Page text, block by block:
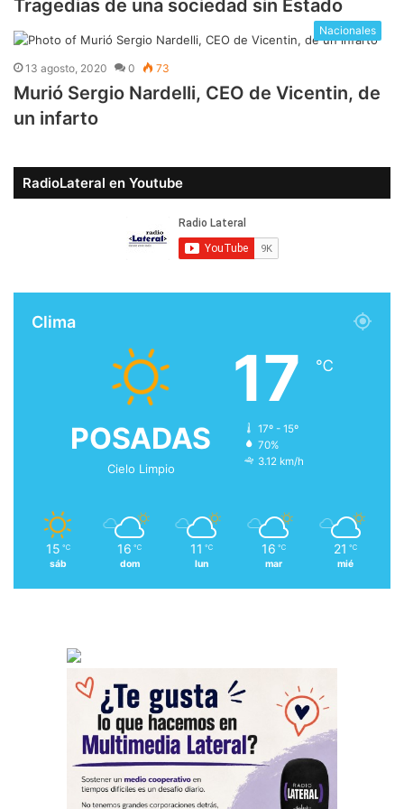
Tragedias de una sociedad sin Estado
Nacionales
13 agosto, 2020 0 73
Murió Sergio Nardelli, CEO de Vicentin, de
un infarto
RadioLateral en Youtube
Clima
POSADAS
Cielo Limpio
17 ℃
17º - 15º
70%
3.12 km/h
15 ℃
sáb
16 ℃
dom
11 ℃
lun
16 ℃
mar
21 ℃
mié